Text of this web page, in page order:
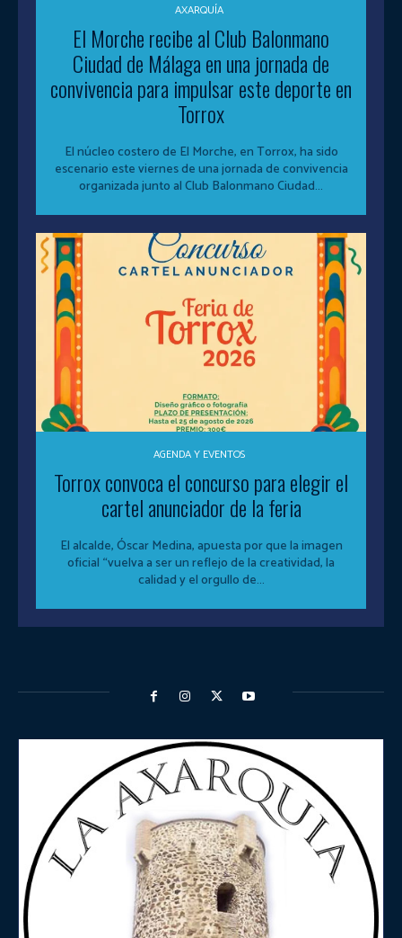
AXARQUÍA
El Morche recibe al Club Balonmano
Ciudad de Málaga en una jornada de
convivencia para impulsar este deporte en
Torrox
El núcleo costero de El Morche, en Torrox, ha sido
escenario este viernes de una jornada de convivencia
organizada junto al Club Balonmano Ciudad...
AGENDA Y EVENTOS
Torrox convoca el concurso para elegir el
cartel anunciador de la feria
El alcalde, Óscar Medina, apuesta por que la imagen
oficial “vuelva a ser un reflejo de la creatividad, la
calidad y el orgullo de...